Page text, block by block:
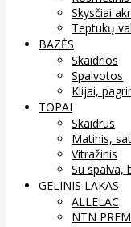
Skysčiai
Teptukų
BAZĖS
Skaidrios
Spalvotos
Klijai,
TOPAI
Skaidrus
Matinis,
Vitražinis
Su spalva,
GELINIS LAKAS
ALLELAC
NTN